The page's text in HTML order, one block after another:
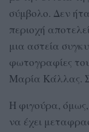
σύμβολο. Δεν
περιοχή
μια αστεία
φωτογραφίες
Μαρία Κάλλας.
Η φιγούρα,
να έχει